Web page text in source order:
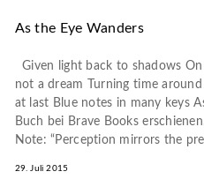
As the Eye Wanders
Given light back to shadows
not a dream Turning time
at last Blue notes in many keys
Buch bei Brave Books
Note: “Perception mirrors the
29. Juli 2015